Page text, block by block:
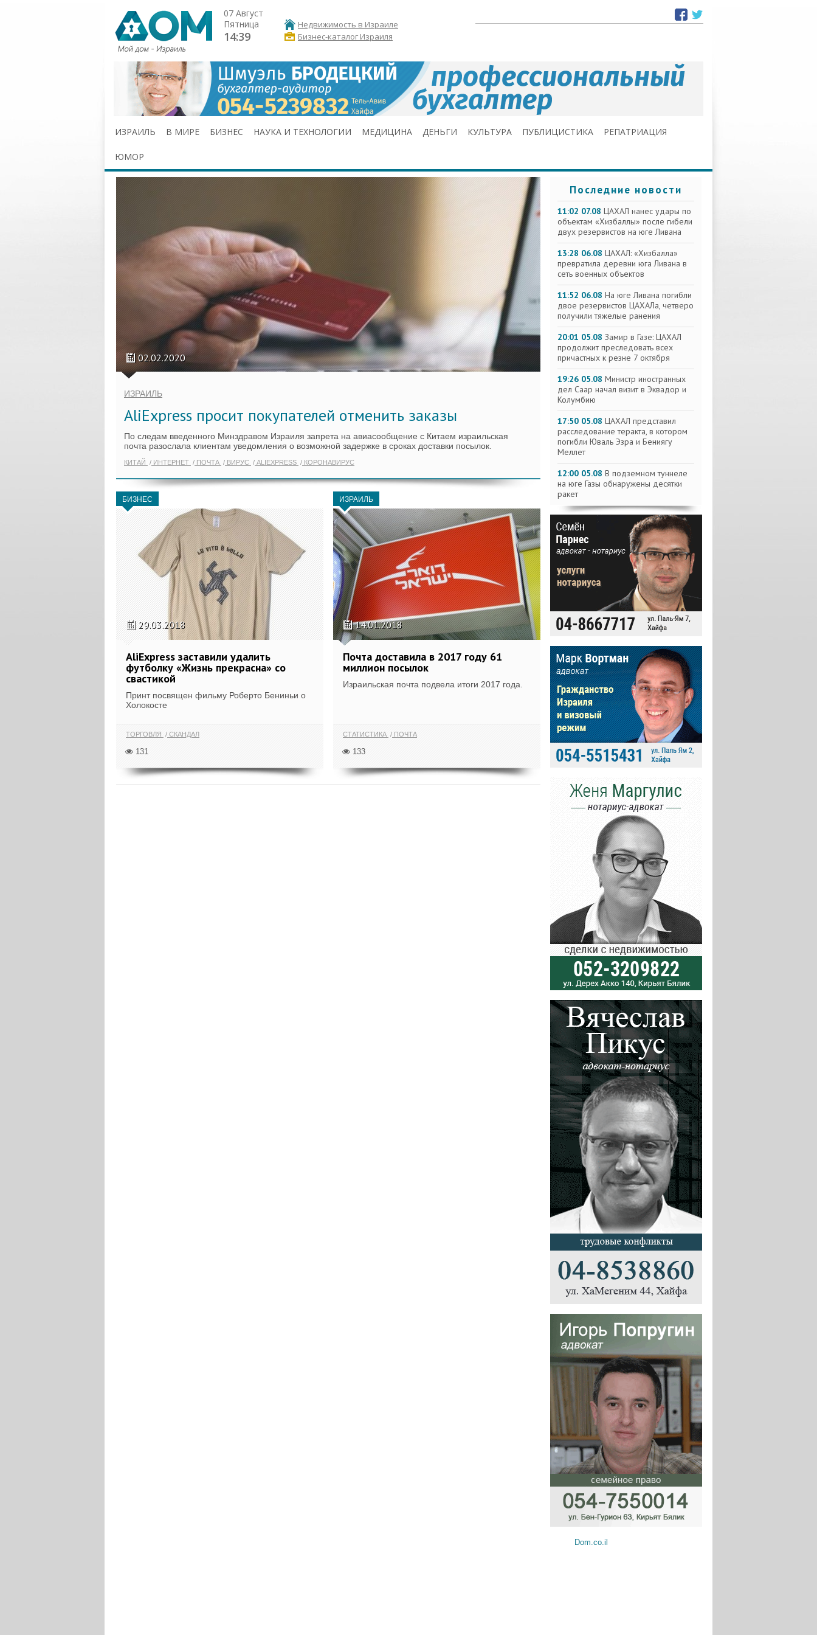
07 Август
Пятница
14:39
Недвижимость в Израиле
Бизнес-каталог Израиля
ИЗРАИЛЬ В МИРЕ БИЗНЕС НАУКА И ТЕХНОЛОГИИ МЕДИЦИНА ДЕНЬГИ КУЛЬТУРА ПУБЛИЦИСТИКА РЕПАТРИАЦИЯ
ЮМОР
02.02.2020
ИЗРАИЛЬ
AliExpress просит покупателей отменить заказы
По следам введенного Минздравом Израиля запрета на авиасообщение с Китаем израильская
почта разослала клиентам уведомления о возможной задержке в сроках доставки посылок.
КИТАЙ ИНТЕРНЕТ ПОЧТА ВИРУС ALIEXPRESS КОРОНАВИРУС
БИЗНЕС
29.03.2018
AliExpress заставили удалить
футболку «Жизнь прекрасна» со
свастикой
Принт посвящен фильму Роберто Бениньи о
Холокосте
ТОРГОВЛЯ СКАНДАЛ
131
ИЗРАИЛЬ
14.01.2018
Почта доставила в 2017 году 61
миллион посылок
Израильская почта подвела итоги 2017 года.
СТАТИСТИКА ПОЧТА
133
Последние новости
11:02 07.08 ЦАХАЛ нанес удары по
объектам «Хизбаллы» после гибели
двух резервистов на юге Ливана
13:28 06.08 ЦАХАЛ: «Хизбалла»
превратила деревни юга Ливана в
сеть военных объектов
11:52 06.08 На юге Ливана погибли
двое резервистов ЦАХАЛа, четверо
получили тяжелые ранения
20:01 05.08 Замир в Газе: ЦАХАЛ
продолжит преследовать всех
причастных к резне 7 октября
19:26 05.08 Министр иностранных
дел Саар начал визит в Эквадор и
Колумбию
17:50 05.08 ЦАХАЛ представил
расследование теракта, в котором
погибли Юваль Эзра и Бениягу
Меллет
12:00 05.08 В подземном туннеле
на юге Газы обнаружены десятки
ракет
Dom.co.il